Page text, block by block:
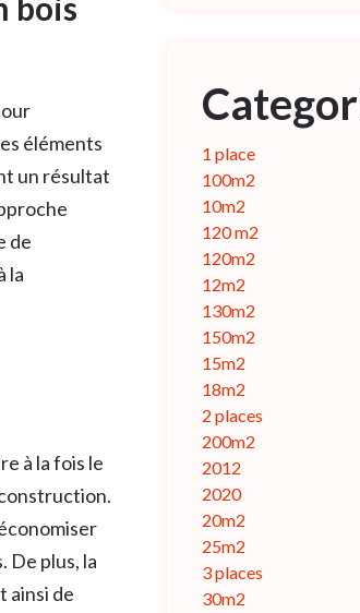
éléments
un résultat
de
la
à la fois le
De plus, la
ainsi de
1 place
100m2
10m2
120 m2
120m2
12m2
130m2
150m2
15m2
18m2
2 places
200m2
2012
2020
20m2
25m2
3 places
30m2